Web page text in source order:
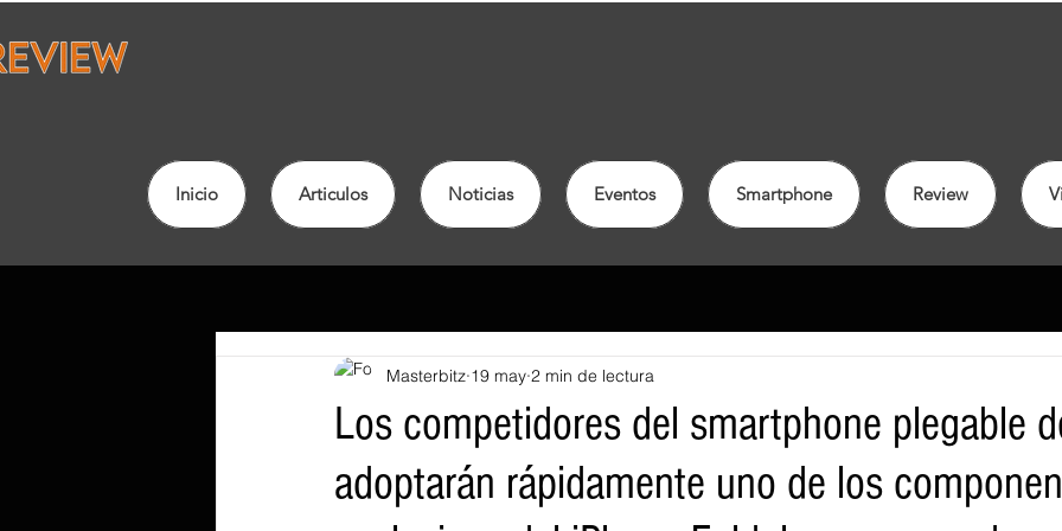
Inicio Articulos Noticias Eventos Smartphone Review
Los competidores del smartphone plegable
adoptarán rápidamente uno de los
Masterbitz 19 may 2 min de lectura